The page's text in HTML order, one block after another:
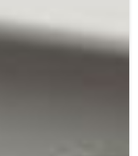
TERMENUL ZILEI